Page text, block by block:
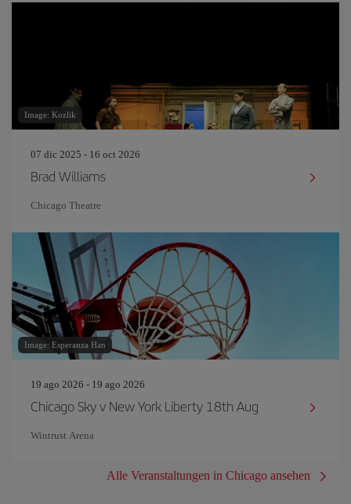
Image: Kozlik
07 dic 2025 - 16 oct 2026
Brad Williams
Chicago Theatre
Image: Esperanza Han
19 ago 2026 - 19 ago 2026
Chicago Sky v New York Liberty 18th Aug
Wintrust Arena
Alle Veranstaltungen in Chicago ansehen